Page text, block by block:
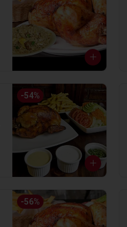
-54%
-56%